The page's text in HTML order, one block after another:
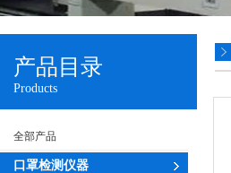
产品目录
Products
全部产品
口罩检测仪器